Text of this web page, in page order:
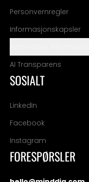
Personvernregler
Informasjonskapsler
AI Transparens
SOSIALT
LinkedIn
Facebook
Instagram
FORESPØRSLER